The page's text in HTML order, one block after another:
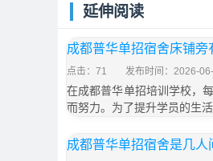
延伸阅读
成都普华单招宿舍床铺旁
点击：71 发布时间：2026-
在成都普华单招培训学校，
而努力。为了提升学员的生
成都普华单招宿舍是几人